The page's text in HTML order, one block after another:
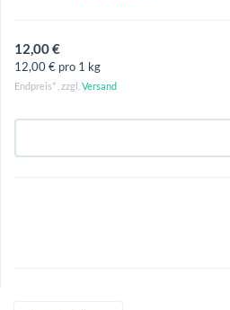
12,00 €
12,00 € pro 1 kg
Endpreis* , zzgl. Versand